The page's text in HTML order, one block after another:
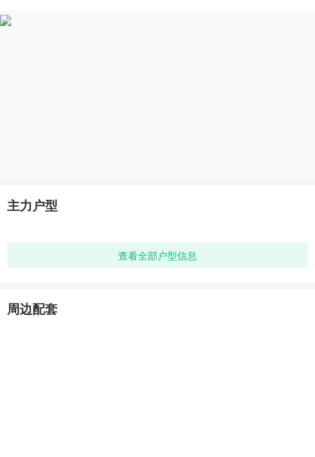
主力户型
查看全部户型信息
周边配套